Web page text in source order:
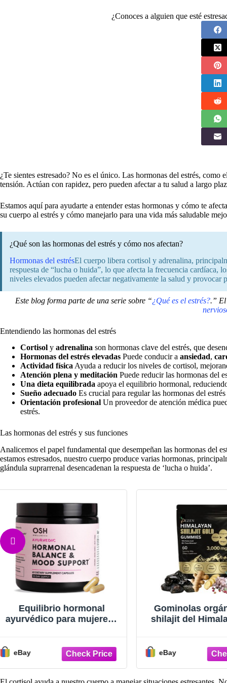
¿Conoces a alguien que esté
¿Te sientes estresado? No es el único. Las hormonas del estrés,
tensión. Actúan con rapidez, pero pueden afectar a tu salud a largo
Estamos aquí para ayudarte a entender estas hormonas y cómo te
su cuerpo al estrés y cómo manejarlo para una vida más saludable
¿Qué son las hormonas del estrés y cómo nos afectan?
Hormonas del estrésEl cuerpo libera cortisol y adrenalina,
respuesta de “lucha o huida”, lo que afecta la frecuencia cardíaca,
niveles elevados pueden afectar negativamente la salud y provocar
Este blog forma parte de una serie sobre “¿Qué es el estrés?.”
Entendiendo las hormonas del estrés
Cortisol y adrenalina son hormonas clave del estrés, que
Hormonas del estrés elevadas Puede conducir a ansiedad,
Actividad físicaAyuda a reducir los niveles de cortisol,
Atención plena y meditación Puede reducir las hormonas del
Una dieta equilibrada apoya el equilibrio hormonal,
Sueño adecuado Es crucial para regular las hormonas del
Orientación profesional Un proveedor de atención médica
estrés.
Las hormonas del estrés y sus funciones
Analicemos el papel fundamental que desempeñan las hormonas del
estamos estresados, nuestro cuerpo produce varias hormonas,
glándula suprarrenal desencadenan la respuesta de ‘lucha o huida’.
Gominolas orgánicas de
shilajit del Himalaya, 3000
eBay
Gotas de
Equilibrio
eBay